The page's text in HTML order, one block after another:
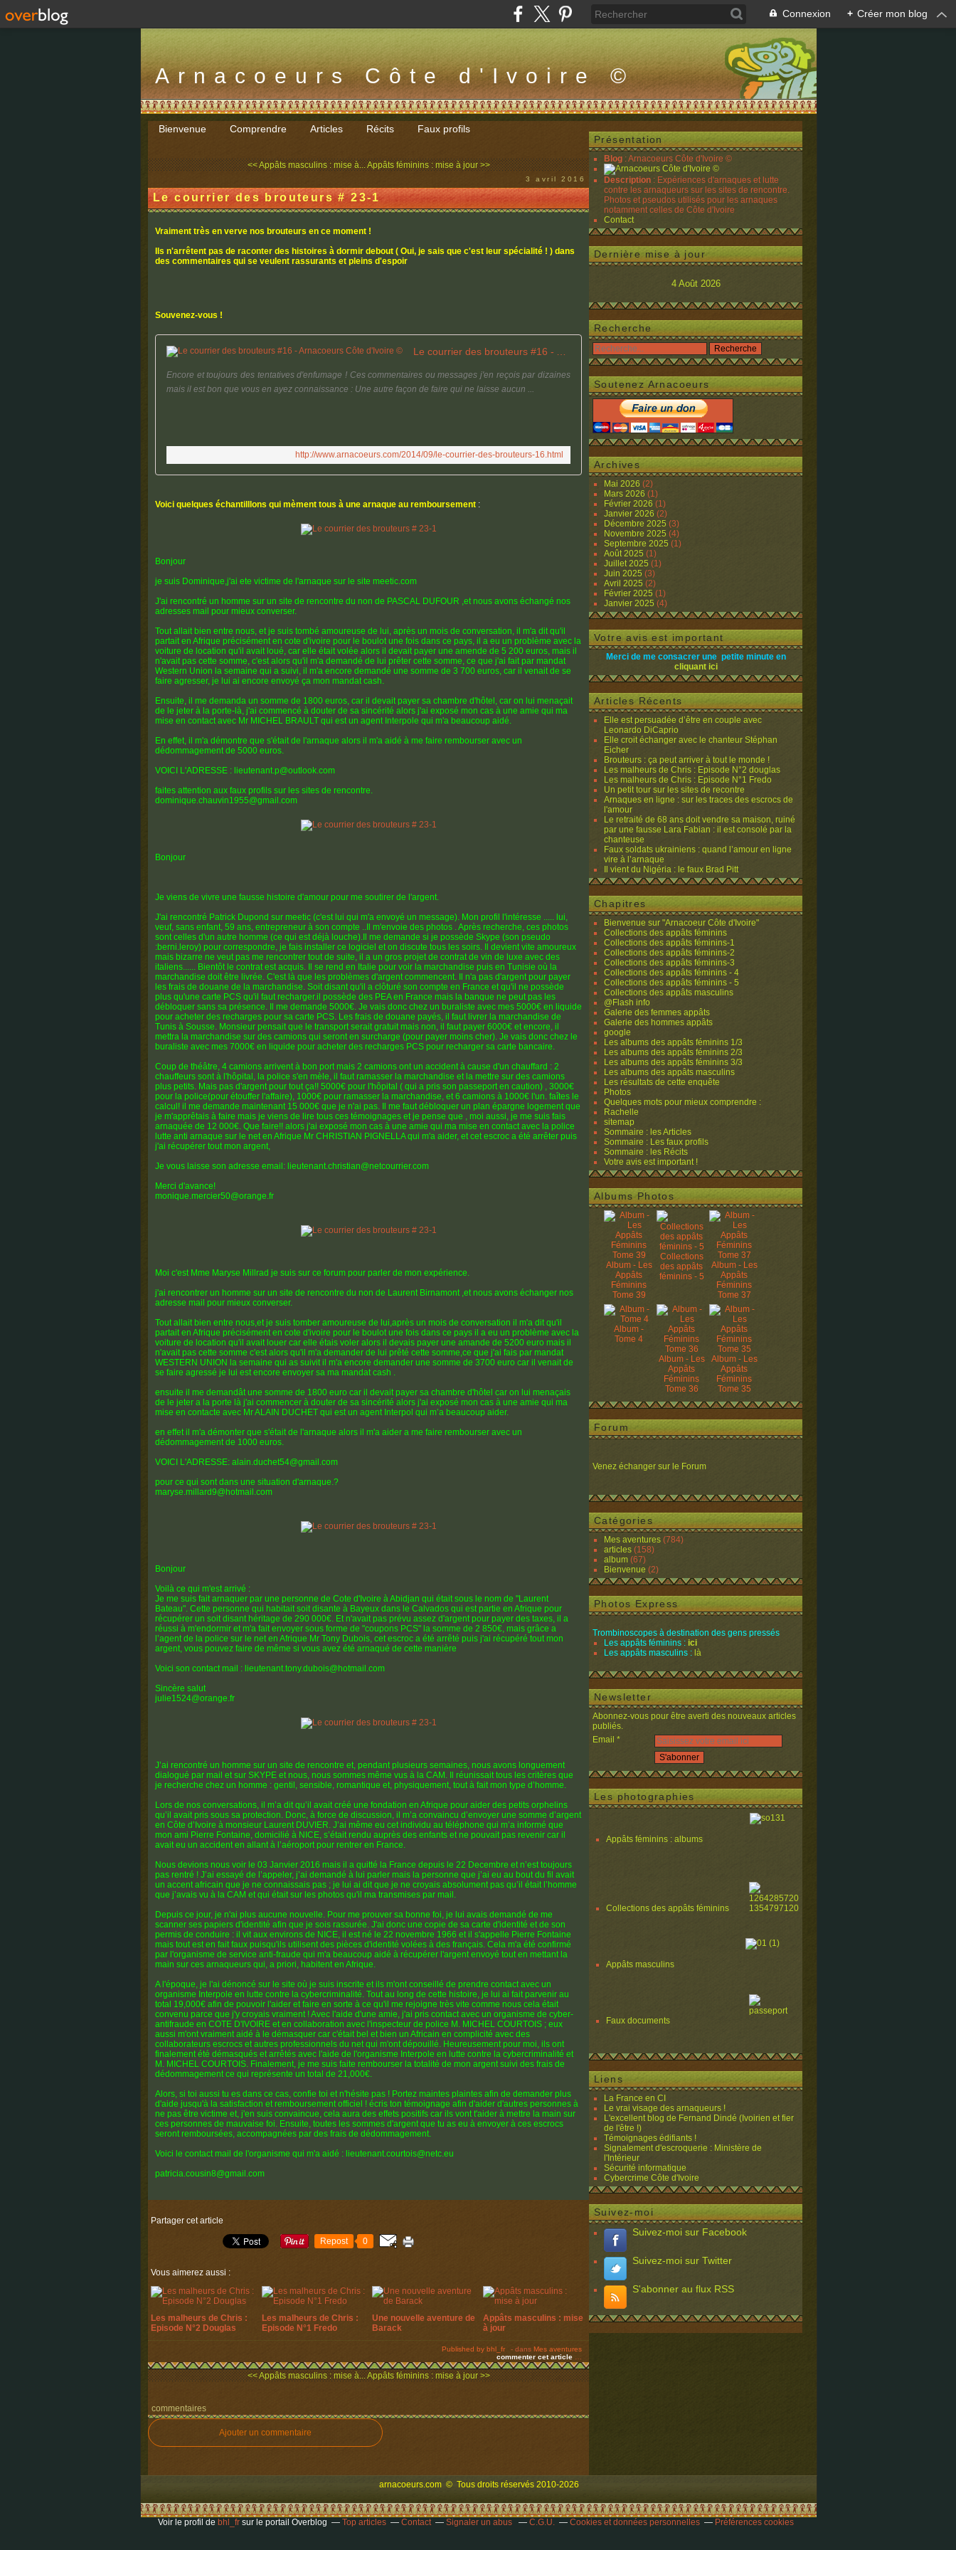
Connexion + Créer mon blog
Arnacoeurs Côte d'Ivoire ©
Bienvenue Comprendre Articles Récits Faux profils
<< Appâts masculins : mise à...Appâts féminins : mise à jour >>
3 avril 2016
Le courrier des brouteurs # 23-1
Vraiment très en verve nos brouteurs en ce moment !
Ils n'arrêtent pas de raconter des histoires à dormir debout ( Oui, je sais que c'est leur spécialité ! ) dans
des commentaires qui se veulent rassurants et pleins d'espoir
Souvenez-vous !
Encore et toujours des tentatives d'enfumage ! Ces commentaires ou messages j'en reçois par dizaines
mais il est bon que vous en ayez connaissance : Une autre façon de faire qui ne laisse aucun ...
http://www.arnacoeurs.com/2014/09/le-courrier-des-brouteurs-16.html
Voici quelques échantilllons qui mèment tous à une arnaque au remboursement :
Bonjour
je suis Dominique,j'ai ete victime de l'arnaque sur le site meetic.com
J'ai rencontré un homme sur un site de rencontre du non de PASCAL DUFOUR ,et nous avons échangé nos
adresses mail pour mieux converser.
Tout allait bien entre nous, et je suis tombé amoureuse de lui, après un mois de conversation, il m'a dit qu'il
partait en Afrique précisément en cote d'ivoire pour le boulot une fois dans ce pays, il a eu un problème avec la
voiture de location qu'il avait loué, car elle était volée alors il devait payer une amende de 5 200 euros, mais il
n'avait pas cette somme, c'est alors qu'il m'a demandé de lui prêter cette somme, ce que j'ai fait par mandat
Western Union la semaine qui a suivi, il m'a encore demandé une somme de 3 700 euros, car il venait de se
faire agresser, je lui ai encore envoyé ça mon mandat cash.
Ensuite, il me demanda un somme de 1800 euros, car il devait payer sa chambre d'hôtel, car on lui menaçait
de le jeter à la porte-là, j'ai commencé à douter de sa sincérité alors j'ai exposé mon cas à une amie qui ma
mise en contact avec Mr MICHEL BRAULT qui est un agent Interpole qui m'a beaucoup aidé.
En effet, il m'a démontre que s'était de l'arnaque alors il m'a aidé à me faire rembourser avec un
dédommagement de 5000 euros.
VOICI L'ADRESSE : lieutenant.p@outlook.com
faites attention aux faux profils sur les sites de rencontre.
dominique.chauvin1955@gmail.com
Bonjour
Je viens de vivre une fausse histoire d'amour pour me soutirer de l'argent.
J'ai rencontré Patrick Dupond sur meetic (c'est lui qui m'a envoyé un message). Mon profil l'intéresse ..... lui,
veuf, sans enfant, 59 ans, entrepreneur à son compte ..Il m'envoie des photos . Après recherche, ces photos
sont celles d'un autre homme (ce qui est déjà louche).Il me demande si je possède Skype (son pseudo
:berni.leroy) pour correspondre, je fais installer ce logiciel et on discute tous les soirs. Il devient vite amoureux
mais bizarre ne veut pas me rencontrer tout de suite, il a un gros projet de contrat de vin de luxe avec des
italiens...... Bientôt le contrat est acquis. Il se rend en Italie pour voir la marchandise puis en Tunisie où la
marchandise doit être livrée. C'est là que les problèmes d'argent commencent. Il n'a pas d'argent pour payer
les frais de douane de la marchandise. Soit disant qu'il a clôturé son compte en France et qu'il ne possède
plus qu'une carte PCS qu'il faut recharger.il possède des PEA en France mais la banque ne peut pas les
débloquer sans sa présence. Il me demande 5000€. Je vais donc chez un buraliste avec mes 5000€ en liquide
pour acheter des recharges pour sa carte PCS. Les frais de douane payés, il faut livrer la marchandise de
Tunis à Sousse. Monsieur pensait que le transport serait gratuit mais non, il faut payer 6000€ et encore, il
mettra la marchandise sur des camions qui seront en surcharge (pour payer moins cher). Je vais donc chez le
buraliste avec mes 7000€ en liquide pour acheter des recharges PCS pour recharger sa carte bancaire.
Coup de théâtre, 4 camions arrivent à bon port mais 2 camions ont un accident à cause d'un chauffard : 2
chauffeurs sont à l'hôpital, la police s'en mèle, il faut ramasser la marchandise et la mettre sur des camions
plus petits. Mais pas d'argent pour tout ça!! 5000€ pour l'hôpital ( qui a pris son passeport en caution) , 3000€
pour la police(pour étouffer l'affaire), 1000€ pour ramasser la marchandise, et 6 camions à 1000€ l'un. faîtes le
calcul! il me demande maintenant 15 000€ que je n'ai pas. Il me faut débloquer un plan épargne logement que
je m'apprêtais à faire mais je viens de lire tous ces témoignages et je pense que , moi aussi, je me suis fais
arnaquée de 12 000€. Que faire!! alors j'ai exposé mon cas à une amie qui ma mise en contact avec la police
lutte anti arnaque sur le net en Afrique Mr CHRISTIAN PIGNELLA qui m'a aider, et cet escroc a été arrêter puis
j'ai récupérer tout mon argent,
Je vous laisse son adresse email: lieutenant.christian@netcourrier.com
Merci d'avance!
monique.mercier50@orange.fr
Moi c'est Mme Maryse Millrad je suis sur ce forum pour parler de mon expérience.
j'ai rencontrer un homme sur un site de rencontre du non de Laurent Birnamont ,et nous avons échanger nos
adresse mail pour mieux converser.
Tout allait bien entre nous,et je suis tomber amoureuse de lui,après un mois de conversation il m'a dit qu'il
partait en Afrique précisément en cote d'ivoire pour le boulot une fois dans ce pays il a eu un problème avec la
voiture de location qu'il avait louer car elle étais voler alors il devais payer une amande de 5200 euro mais il
n'avait pas cette somme c'est alors qu'il m'a demander de lui prêté cette somme,ce que j'ai fais par mandat
WESTERN UNION la semaine qui as suivit il m'a encore demander une somme de 3700 euro car il venait de
se faire agressé je lui est encore envoyer sa ma mandat cash .
ensuite il me demandât une somme de 1800 euro car il devait payer sa chambre d'hôtel car on lui menaçais
de le jeter a la porte là j'ai commencer à douter de sa sincérité alors j'ai exposé mon cas à une amie qui ma
mise en contacte avec Mr ALAIN DUCHET qui est un agent Interpol qui m’a beaucoup aider.
en effet il m'a démonter que s'était de l'arnaque alors il m'a aider a me faire rembourser avec un
dédommagement de 1000 euros.
VOICI L'ADRESSE: alain.duchet54@gmail.com
pour ce qui sont dans une situation d'arnaque.?
maryse.millard9@hotmail.com
Bonjour
Voilà ce qui m'est arrivé :
Je me suis fait arnaquer par une personne de Cote d'Ivoire à Abidjan qui était sous le nom de "Laurent
Bateau". Cette personne qui habitait soit disante à Bayeux dans le Calvados qui est partie en Afrique pour
récupérer un soit disant héritage de 290 000€. Et n'avait pas prévu assez d'argent pour payer des taxes, il a
réussi à m'endormir et m'a fait envoyer sous forme de "coupons PCS" la somme de 2 850€, mais grâce a
l’agent de la police sur le net en Afrique Mr Tony Dubois, cet escroc a été arrêté puis j'ai récupéré tout mon
argent, vous pouvez faire de même si vous avez été arnaqué de cette manière
Voici son contact mail : lieutenant.tony.dubois@hotmail.com
Sincère salut
julie1524@orange.fr
J’ai rencontré un homme sur un site de rencontre et, pendant plusieurs semaines, nous avons longuement
dialogué par mail et sur SKYPE et nous, nous sommes même vus à la CAM. Il réunissait tous les critères que
je recherche chez un homme : gentil, sensible, romantique et, physiquement, tout à fait mon type d’homme.
Lors de nos conversations, il m’a dit qu’il avait créé une fondation en Afrique pour aider des petits orphelins
qu’il avait pris sous sa protection. Donc, à force de discussion, il m’a convaincu d’envoyer une somme d’argent
en Côte d’Ivoire à monsieur Laurent DUVIER. J’ai même eu cet individu au téléphone qui m’a informé que
mon ami Pierre Fontaine, domicilié à NICE, s’était rendu auprès des enfants et ne pouvait pas revenir car il
avait eu un accident en allant à l’aéroport pour rentrer en France.
Nous devions nous voir le 03 Janvier 2016 mais il a quitté la France depuis le 22 Decembre et n’est toujours
pas rentré ! J’ai essayé de l’appeler, j’ai demandé à lui parler mais la personne que j’ai eu au bout du fil avait
un accent africain que je ne connaissais pas ; je lui ai dit que je ne croyais absolument pas qu’il était l’homme
que j’avais vu à la CAM et qui était sur les photos qu'il ma transmises par mail.
Depuis ce jour, je n'ai plus aucune nouvelle. Pour me prouver sa bonne foi, je lui avais demandé de me
scanner ses papiers d'identité afin que je sois rassurée. J'ai donc une copie de sa carte d'identité et de son
permis de conduire : il vit aux environs de NICE, il est né le 22 novembre 1966 et il s'appelle Pierre Fontaine
mais tout est en fait faux puisqu'ils utilisent des pièces d'identité volées à des français. Cela m'a été confirmé
par l'organisme de service anti-fraude qui m'a beaucoup aidé à récupérer l'argent envoyé tout en mettant la
main sur ces arnaqueurs qui, a priori, habitent en Afrique.
A l'époque, je l'ai dénoncé sur le site où je suis inscrite et ils m'ont conseillé de prendre contact avec un
organisme Interpole en lutte contre la cybercriminalité. Tout au long de cette histoire, je lui ai fait parvenir au
total 19,000€ afin de pouvoir l'aider et faire en sorte à ce qu'il me rejoigne très vite comme nous cela était
convenu parce que j'y croyais vraiment ! Avec l'aide d'une amie, j'ai pris contact avec un organisme de cyber-
antifraude en COTE D'IVOIRE et en collaboration avec l'inspecteur de police M. MICHEL COURTOIS ; eux
aussi m'ont vraiment aidé à le démasquer car c'était bel et bien un Africain en complicité avec des
collaborateurs escrocs et autres professionnels du net qui m'ont dépouillé. Heureusement pour moi, ils ont
finalement été démasqués et arrêtés avec l'aide de l'organisme Interpole en lutte contre la cybercriminalité et
M. MICHEL COURTOIS. Finalement, je me suis faite rembourser la totalité de mon argent suivi des frais de
dédommagement ce qui représente un total de 21,000€.
Alors, si toi aussi tu es dans ce cas, confie toi et n'hésite pas ! Portez maintes plaintes afin de demander plus
d'aide jusqu'à la satisfaction et remboursement officiel ! écris ton témoignage afin d'aider d'autres personnes à
ne pas être victime et, j'en suis convaincue, cela aura des effets positifs car ils vont t'aider à mettre la main sur
ces personnes de mauvaise foi. Ensuite, toutes les sommes d'argent que tu as eu à envoyer à ces escrocs
seront remboursées, accompagnées par des frais de dédommagement.
Voici le contact mail de l'organisme qui m'a aidé : lieutenant.courtois@netc.eu
patricia.cousin8@gmail.com
Partager cet article
Repost 0
Vous aimerez aussi :
Les malheurs de Chris :
Episode N°2 Douglas
Les malheurs de Chris :
Episode N°1 Fredo
Une nouvelle aventure de
Barack
Appâts masculins : mise
à jour
Published by bhl_fr - dans Mes aventures
commenter cet article
<< Appâts masculins : mise à...Appâts féminins : mise à jour >>
commentaires
Ajouter un commentaire
Présentation
Blog : Arnacoeurs Côte d'Ivoire ©
Description : Expériences d'arnaques et lutte
contre les arnaqueurs sur les sites de rencontre.
Photos et pseudos utilisés pour les arnaques
notamment celles de Côte d'Ivoire
Contact
Dernière mise à jour
4 Août 2026
Recherche
Soutenez Arnacoeurs
Archives
Mai 2026 (2)
Mars 2026 (1)
Février 2026 (1)
Janvier 2026 (2)
Décembre 2025 (3)
Novembre 2025 (4)
Septembre 2025 (1)
Août 2025 (1)
Juillet 2025 (1)
Juin 2025 (3)
Avril 2025 (2)
Février 2025 (1)
Janvier 2025 (4)
Votre avis est important
Merci de me consacrer une petite minute en
cliquant ici
Articles Récents
Elle est persuadée d’être en couple avec
Leonardo DiCaprio
Elle croit échanger avec le chanteur Stéphan
Eicher
Brouteurs : ça peut arriver à tout le monde !
Les malheurs de Chris : Episode N°2 douglas
Les malheurs de Chris : Episode N°1 Fredo
Un petit tour sur les sites de recontre
Arnaques en ligne : sur les traces des escrocs de
l'amour
Le retraité de 68 ans doit vendre sa maison, ruiné
par une fausse Lara Fabian : il est consolé par la
chanteuse
Faux soldats ukrainiens : quand l’amour en ligne
vire à l’arnaque
Il vient du Nigéria : le faux Brad Pitt
Chapitres
Bienvenue sur "Arnacoeur Côte d'Ivoire"
Collections des appâts féminins
Collections des appâts féminins-1
Collections des appâts féminins-2
Collections des appâts féminins-3
Collections des appâts féminins - 4
Collections des appâts féminins - 5
Collections des appâts masculins
@Flash info
Galerie des femmes appâts
Galerie des hommes appâts
google
Les albums des appâts féminins 1/3
Les albums des appâts féminins 2/3
Les albums des appâts féminins 3/3
Les albums des appâts masculins
Les résultats de cette enquête
Photos
Quelques mots pour mieux comprendre :
Rachelle
sitemap
Sommaire : les Articles
Sommaire : Les faux profils
Sommaire : les Récits
Votre avis est important !
Albums Photos
Album - Les
Appâts
Féminins
Tome 39
Collections
des appâts
féminins - 5
Album - Les
Appâts
Féminins
Tome 37
Album -
Tome 4
Album - Les
Appâts
Féminins
Tome 36
Album - Les
Appâts
Féminins
Tome 35
Forum
Venez échanger sur le Forum
Catégories
Mes aventures (784)
articles (158)
album (67)
Bienvenue (2)
Photos Express
Trombinoscopes à destination des gens pressés
Les appâts féminins : ici
Les appâts masculins : là
Newsletter
Abonnez-vous pour être averti des nouveaux articles
publiés.
Email
Les photographies
Appâts féminins : albums
Collections des appâts féminins
Appâts masculins
Faux documents
Liens
La France en CI
Le vrai visage des arnaqueurs !
L'excellent blog de Fernand Dindé (Ivoirien et fier
de l'être !)
Témoignages édifiants !
Signalement d'escroquerie : Ministère de
l'Intérieur
Sécurité informatique
Cybercrime Côte d'Ivoire
Suivez-moi
Suivez-moi sur Facebook
Suivez-moi sur Twitter
S'abonner au flux RSS
arnacoeurs.com © Tous droits réservés 2010-2026
Voir le profil de bhl_fr sur le portail Overblog Top articles Contact Signaler un abus C.G.U. Cookies et données personnelles Préférences cookies